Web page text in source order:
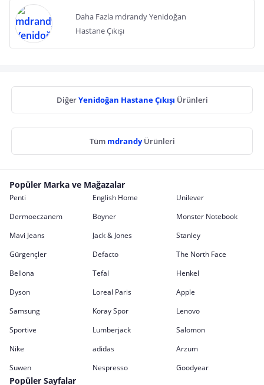
Daha Fazla mdrandy Yenidoğan
Hastane Çıkışı
DiğerYenidoğan Hastane Çıkışı Ürünleri
Tüm mdrandyÜrünleri
Popüler Marka ve Mağazalar
Penti English Home
Unilever
Dermoeczanem
Boyner
Monster Notebook
Mavi Jeans
Jack & Jones
Stanley
Gürgençler
Defacto
The North Face
Bellona
Tefal
Henkel
Dyson
Loreal Paris
Apple
Samsung
Koray Spor
Lenovo
Sportive
Lumberjack
Salomon
Nike
adidas
Arzum
Suwen
Nespresso Goodyear
Popüler Sayfalar